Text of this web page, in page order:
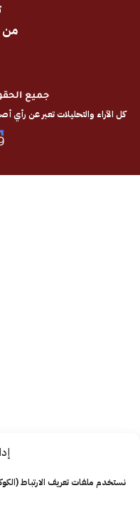
إدارة ملفات
تعريف الارتباط (الكوكيز) لتحسين
من زاوية
جميع الحقوق محفوظة ©
تعبر عن رأي أصحابها